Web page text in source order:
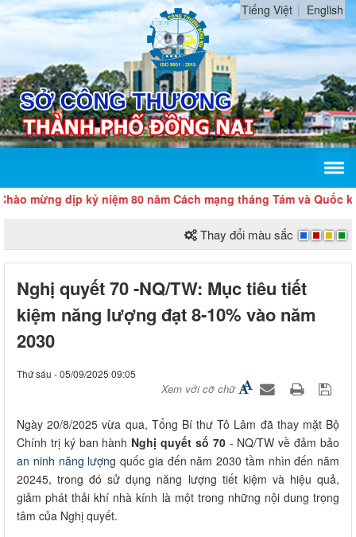
Tiếng Việt English
dịp kỷ niệm 80 năm Cách mạng tháng Tám và Quốc khánh 2/9
Thay đổi màu sắc
Nghị quyết 70 -NQ/TW: Mục tiêu tiết
kiệm năng lượng đạt 8-10% vào năm
2030
Thứ sáu - 05/09/2025 09:05
Xem với cỡ chữ
Ngày 20/8/2025 vừa qua, Tổng Bí thư Tô Lâm đã thay mặt Bộ
Chính trị ký ban hành Nghị quyết số 70- NQ/TW về đảm bảo
an ninh năng lượng quốc gia đến năm 2030 tầm nhìn đến năm
20245, trong đó sử dụng năng lượng tiết kiệm và hiệu quả,
giảm phát thải khí nhà kính là một trong những nội dung trọng
tâm của Nghị quyết.